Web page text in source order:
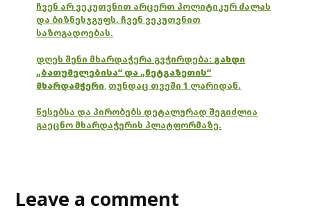
ჩვენ არ ვეკუთვნით არცერთ პოლიტიკურ ძალას
და ბიზნესჯგუფს. ჩვენ ვეკუთვნით
საზოგადოებას.
დღეს შენი მხარდაჭერა გვჭირდება: გახდი
„ბათუმელებისა“ და „ნეტგაზეთის“
მხარდამჭერი, თუნდაც თვეში 1 ლარიდან.
წესებსა და პირობებს დეტალურად შეგიძლია
გაეცნო მხარდაჭერის პლატფორმაზე.
Leave a comment